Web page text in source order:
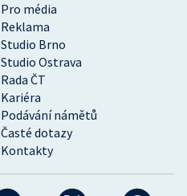
Pro média
Reklama
Studio Brno
Studio Ostrava
Rada ČT
Kariéra
Podávání námětů
Časté dotazy
Kontakty